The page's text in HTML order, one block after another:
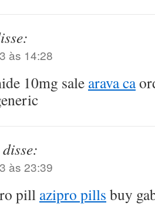
às 14:28
10mg sale arava ca
disse:
às 23:39
pill azipro pills buy